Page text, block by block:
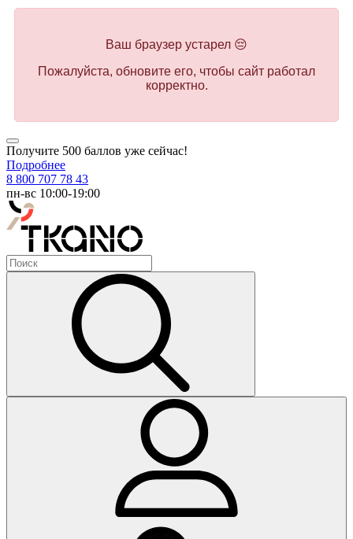
Ваш браузер устарел 😔
Пожалуйста, обновите его, чтобы сайт работал
корректно.
Получите 500 баллов уже сейчас!
Подробнее
8 800 707 78 43
пн-вс 10:00-19:00